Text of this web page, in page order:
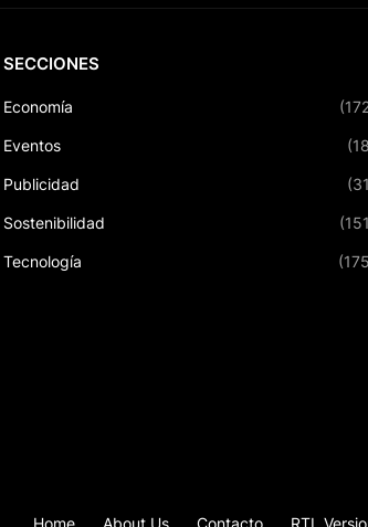
SECCIONES
Economía
Eventos
Publicidad
Sostenibilidad
Tecnología
Home About Us Contacto RTL